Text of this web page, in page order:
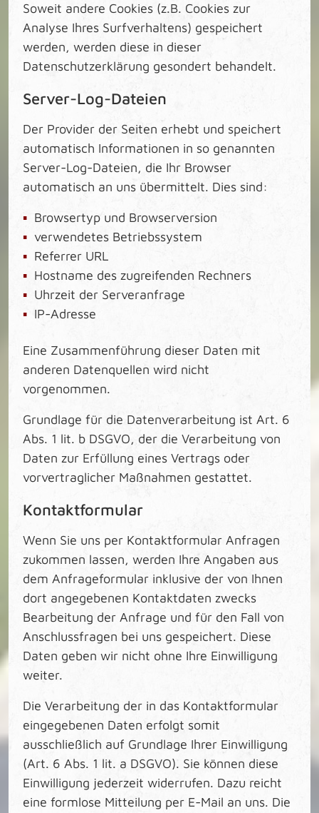
Soweit andere Cookies (z.B. Cookies zur
Analyse Ihres Surfverhaltens) gespeichert
werden, werden diese in dieser
Datenschutzerklärung gesondert behandelt.
Server-Log-Dateien
Der Provider der Seiten erhebt und speichert
automatisch Informationen in so genannten
Server-Log-Dateien, die Ihr Browser
automatisch an uns übermittelt. Dies sind:
Browsertyp und Browserversion
verwendetes Betriebssystem
Referrer URL
Hostname des zugreifenden Rechners
Uhrzeit der Serveranfrage
IP-Adresse
Eine Zusammenführung dieser Daten mit
anderen Datenquellen wird nicht
vorgenommen.
Grundlage für die Datenverarbeitung ist Art. 6
Abs. 1 lit. b DSGVO, der die Verarbeitung von
Daten zur Erfüllung eines Vertrags oder
vorvertraglicher Maßnahmen gestattet.
Kontaktformular
Wenn Sie uns per Kontaktformular Anfragen
zukommen lassen, werden Ihre Angaben aus
dem Anfrageformular inklusive der von Ihnen
dort angegebenen Kontaktdaten zwecks
Bearbeitung der Anfrage und für den Fall von
Anschlussfragen bei uns gespeichert. Diese
Daten geben wir nicht ohne Ihre Einwilligung
weiter.
Die Verarbeitung der in das Kontaktformular
eingegebenen Daten erfolgt somit
ausschließlich auf Grundlage Ihrer Einwilligung
(Art. 6 Abs. 1 lit. a DSGVO). Sie können diese
Einwilligung jederzeit widerrufen. Dazu reicht
eine formlose Mitteilung per E-Mail an uns. Die